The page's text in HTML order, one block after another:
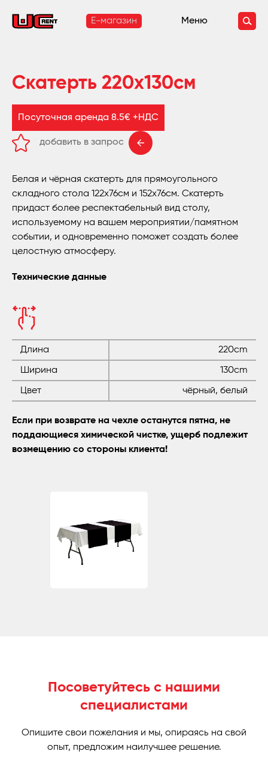
E-магазин Меню
Скатерть 220x130см
Посуточная аренда 8.5€ +НДС
добавить в запрос
Белая и чёрная скатерть для прямоугольного
складного стола 122x76см и 152x76см. Скатерть
придаст более респектабельный вид столу,
используемому на вашем мероприятии/памятном
событии, и одновременно поможет создать более
целостную атмосферу.
Технические данные
Длина 220cm
Ширина 130cm
Цвет чёрный, белый
Если при возврате на чехле останутся пятна, не
поддающиеся химической чистке, ущерб подлежит
возмещению со стороны клиента!
Посоветуйтесь с нашими
специалистами
Опишите свои пожелания и мы, опираясь на свой
опыт, предложим наилучшее решение.